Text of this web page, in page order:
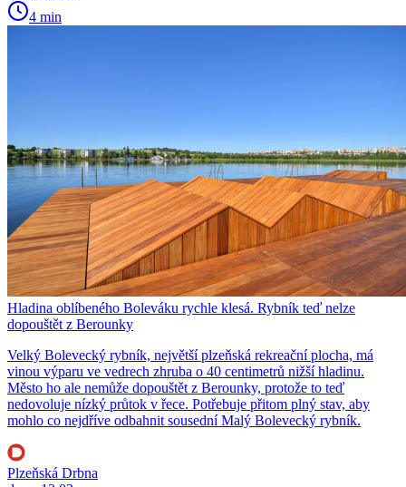
4 min
Hladina oblíbeného Boleváku rychle klesá. Rybník teď nelze
dopouštět z Berounky
Velký Bolevecký rybník, největší plzeňská rekreační plocha, má
vinou výparu ve vedrech zhruba o 40 centimetrů nižší hladinu.
Město ho ale nemůže dopouštět z Berounky, protože to teď
nedovoluje nízký průtok v řece. Potřebuje přitom plný stav, aby
mohlo co nejdříve odbahnit sousední Malý Bolevecký rybník.
Plzeňská Drbna